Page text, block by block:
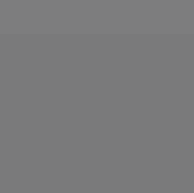
originele Tissot box,
de garantie kaart.